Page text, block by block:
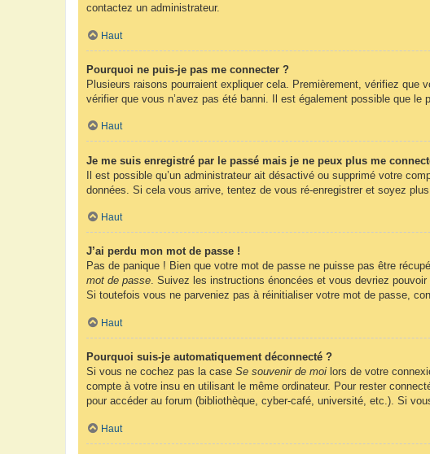
contactez un administrateur.
Haut
Pourquoi ne puis-je pas me connecter ?
Plusieurs raisons pourraient expliquer cela. Premièrement, vérifiez que
vérifier que vous n’avez pas été banni. Il est également possible que le
Haut
Je me suis enregistré par le passé mais je ne peux plus me
Il est possible qu’un administrateur ait désactivé ou supprimé votre
données. Si cela vous arrive, tentez de vous ré-enregistrer et soyez
Haut
J’ai perdu mon mot de passe !
Pas de panique ! Bien que votre mot de passe ne puisse pas être
mot de passe. Suivez les instructions énoncées et vous devriez pouvoir
Si toutefois vous ne parveniez pas à réinitialiser votre mot de passe,
Haut
Pourquoi suis-je automatiquement déconnecté ?
Si vous ne cochez pas la case Se souvenir de moi lors de votre
compte à votre insu en utilisant le même ordinateur. Pour rester
pour accéder au forum (bibliothèque, cyber-café, université, etc.). Si
Haut